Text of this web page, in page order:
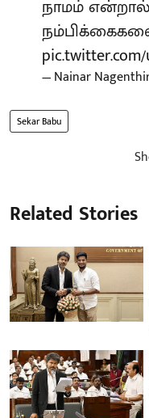
நாமம்
— Nainar
Sekar Babu
Related Stories